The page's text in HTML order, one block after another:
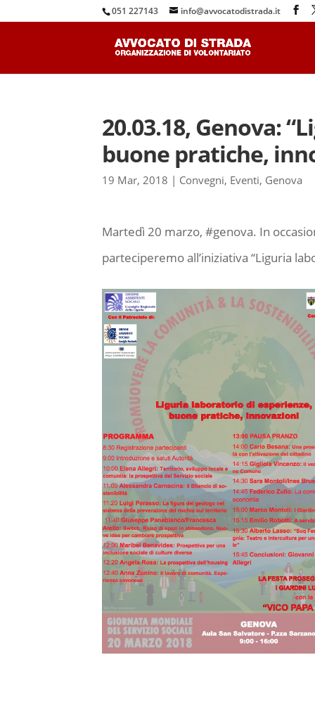
051 227143 info@avvocatodistrada.it
20.03.18, Genova:
buone pratiche,
19 Mar, 2018 | Convegni, Eventi, Genova
Martedì 20 marzo, #genova. In
parteciperemo all’iniziativa “Liguria